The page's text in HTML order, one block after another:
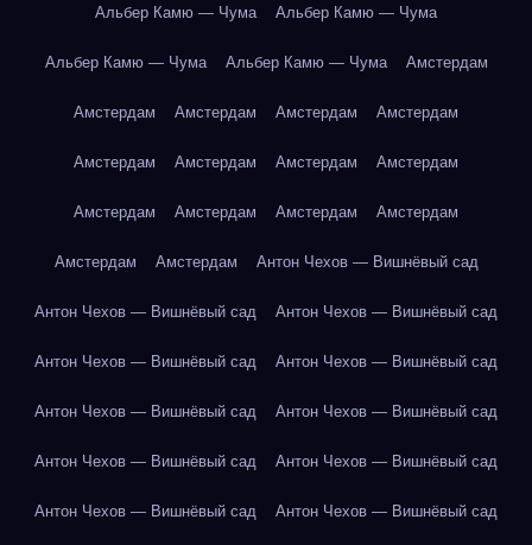
Альбер Камю — Чума Альбер Камю — Чума
Альбер Камю — Чума Альбер Камю — Чума Амстердам
Амстердам Амстердам Амстердам Амстердам
Амстердам Амстердам Амстердам Амстердам
Амстердам Амстердам Амстердам Амстердам
Амстердам Амстердам Антон Чехов — Вишнёвый сад
Антон Чехов — Вишнёвый сад Антон Чехов — Вишнёвый сад
Антон Чехов — Вишнёвый сад Антон Чехов — Вишнёвый сад
Антон Чехов — Вишнёвый сад Антон Чехов — Вишнёвый сад
Антон Чехов — Вишнёвый сад Антон Чехов — Вишнёвый сад
Антон Чехов — Вишнёвый сад Антон Чехов — Вишнёвый сад